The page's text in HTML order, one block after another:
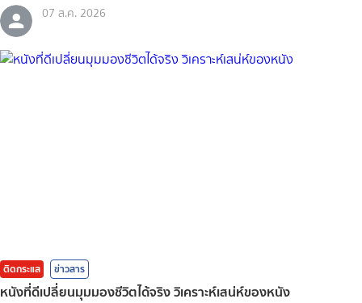
07 ส.ค. 2026
ติดกระแส ข่าวสาร
หนังที่ดีเปลี่ยนมุมมองชีวิตได้จริง วิเคราะห์เสน่ห์ของหนัง